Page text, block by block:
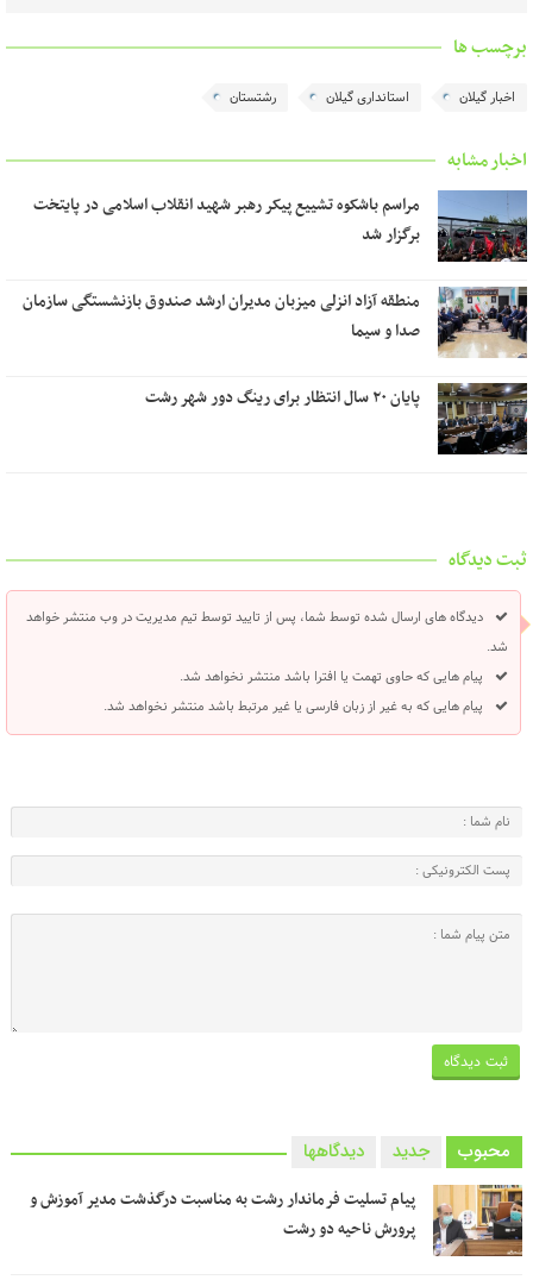
برچسب ها
اخبار گیلان استانداری گیلان رشتستان
اخبار مشابه
مراسم باشکوه تشییع پیکر رهبر شهید انقلاب اسلامی در پایتخت
برگزار شد
منطقه آزاد انزلی میزبان مدیران ارشد صندوق بازنشستگی سازمان
صدا و سیما
پایان ۲۰ سال انتظار برای رینگ دور شهر رشت
ثبت دیدگاه
دیدگاه های ارسال شده توسط شما، پس از تایید توسط تیم مدیریت در وب منتشر خواهد
شد.
پیام هایی که حاوی تهمت یا افترا باشد منتشر نخواهد شد.
پیام هایی که به غیر از زبان فارسی یا غیر مرتبط باشد منتشر نخواهد شد.
محبوب جدید دیدگاهها
پیام تسلیت فرماندار رشت به مناسبت درگذشت مدیر آموزش و
پرورش ناحیه دو رشت